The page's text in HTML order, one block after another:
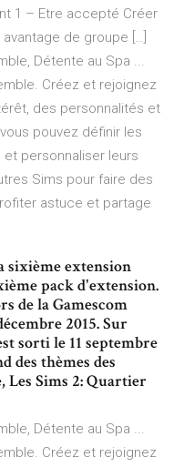
1 – Etre accepté Créer
de groupe […]
Détente au Spa ...
Créez et rejoignez
des personnalités et
pouvez définir les
personnaliser leurs
Sims pour faire des
astuce et partage
sixième extension
pack d'extension.
de la Gamescom
2015. Sur
sorti le 11 septembre
des thèmes des
Les Sims 2: Quartier
Détente au Spa ...
Créez et rejoignez